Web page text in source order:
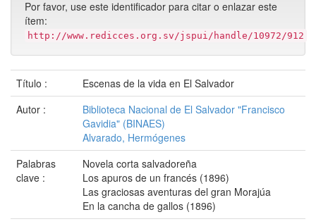
Por favor, use este identificador para citar o enlazar este
ítem:
http://www.redicces.org.sv/jspui/handle/10972/912
Título :
Escenas de la vida en El Salvador
Autor :
Biblioteca Nacional de El Salvador "Francisco
Gavidia" (BINAES)
Alvarado, Hermógenes
Palabras
clave :
Novela corta salvadoreña
Los apuros de un francés (1896)
Las graciosas aventuras del gran Morajúa
En la cancha de gallos (1896)